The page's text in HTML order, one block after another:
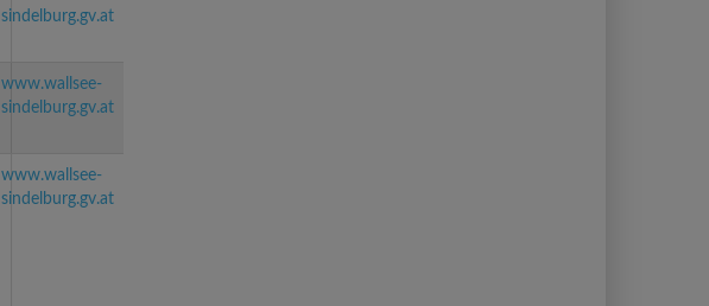
sindelburg.gv.at
www.wallsee-
sindelburg.gv.at
www.wallsee-
sindelburg.gv.at